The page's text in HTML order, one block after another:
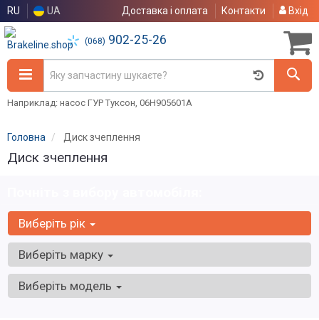
RU UA Доставка і оплата Контакти Вхід
(068) 902-25-26
Наприклад: насос ГУР Туксон, 06H905601A
Головна Диск зчеплення
Диск зчеплення
Виберіть рік
Виберіть марку
Виберіть модель